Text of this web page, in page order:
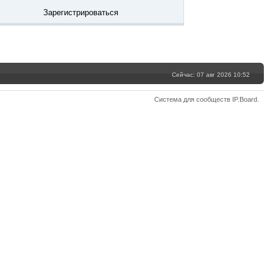
Зарегистрироваться
Сейчас: 07 авг 2026 10:52
Система для сообществ IP.Board